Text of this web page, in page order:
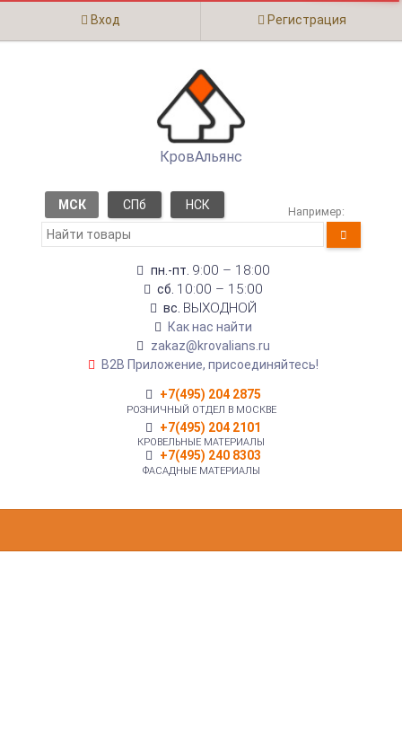
Вход Регистрация
КровАльянс
МСК СПб НСК Например:
пн.-пт. 9:00 – 18:00
сб. 10:00 – 15:00
вс. ВЫХОДНОЙ
Как нас найти
zakaz@krovalians.ru
B2B Приложение, присоединяйтесь!
+7(495) 204 2875
РОЗНИЧНЫЙ ОТДЕЛ В МОСКВЕ
+7(495) 204 2101
КРОВЕЛЬНЫЕ МАТЕРИАЛЫ
+7(495) 240 8303
ФАСАДНЫЕ МАТЕРИАЛЫ